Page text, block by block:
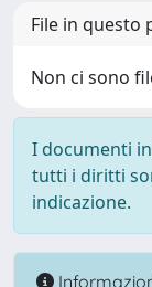
File in questo
Non ci sono
I documenti
tutti i diritti
indicazione.